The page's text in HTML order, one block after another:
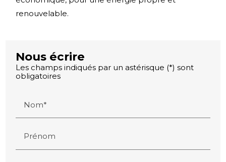
renouvelable.
Nous écrire
Les champs indiqués par un astérisque (*) sont
obligatoires
Nom*
Prénom